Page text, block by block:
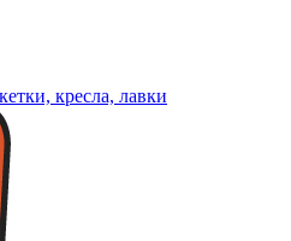
кресла, лавки